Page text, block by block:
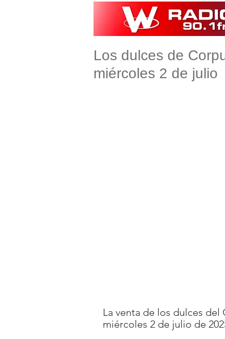
Los dulces de
miércoles 2 de julio
La venta de los dulces
miércoles 2 de julio de